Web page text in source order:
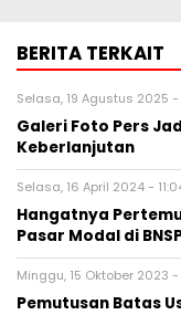
BERITA TERKAIT
Selasa, 19 Agustus 2025 -
Galeri Foto Pers
Keberlanjutan
Selasa, 16 April 2024 -
Hangatnya
Pasar Modal di
Minggu, 15 Oktober 2023 -
Pemutusan Batas